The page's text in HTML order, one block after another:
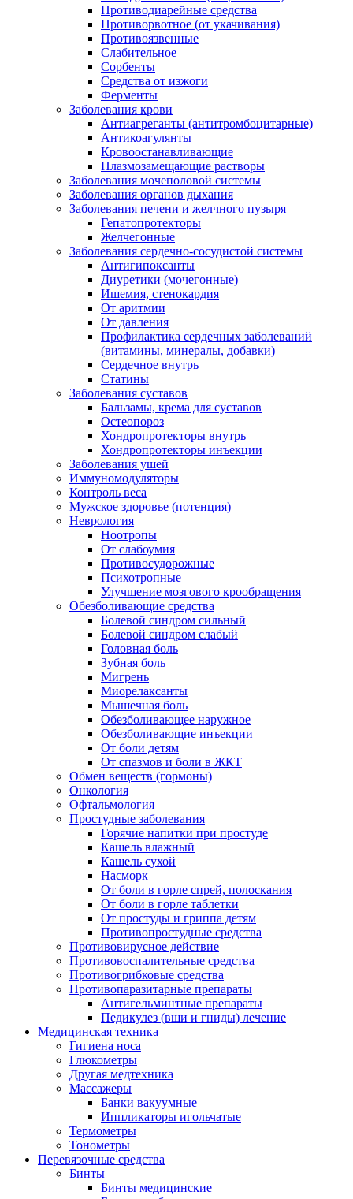
Противодиарейные средства
Противорвотное (от укачивания)
Противоязвенные
Слабительное
Сорбенты
Средства от изжоги
Ферменты
Заболевания крови
Антиагреганты (антитромбоцитарные)
Антикоагулянты
Кровоостанавливающие
Плазмозамещающие растворы
Заболевания мочеполовой системы
Заболевания органов дыхания
Заболевания печени и желчного пузыря
Гепатопротекторы
Желчегонные
Заболевания сердечно-сосудистой системы
Антигипоксанты
Диуретики (мочегонные)
Ишемия, стенокардия
От аритмии
От давления
Профилактика сердечных заболеваний
(витамины, минералы, добавки)
Сердечное внутрь
Статины
Заболевания суставов
Бальзамы, крема для суставов
Остеопороз
Хондропротекторы внутрь
Хондропротекторы инъекции
Заболевания ушей
Иммуномодуляторы
Контроль веса
Мужское здоровье (потенция)
Неврология
Ноотропы
От слабоумия
Противосудорожные
Психотропные
Улучшение мозгового крообращения
Обезболивающие средства
Болевой синдром сильный
Болевой синдром слабый
Головная боль
Зубная боль
Мигрень
Миорелаксанты
Мышечная боль
Обезболивающее наружное
Обезболивающие инъекции
От боли детям
От спазмов и боли в ЖКТ
Обмен веществ (гормоны)
Онкология
Офтальмология
Простудные заболевания
Горячие напитки при простуде
Кашель влажный
Кашель сухой
Насморк
От боли в горле спрей, полоскания
От боли в горле таблетки
От простуды и гриппа детям
Противопростудные средства
Противовирусное действие
Противовоспалительные средства
Противогрибковые средства
Противопаразитарные препараты
Антигельминтные препараты
Педикулез (вши и гниды) лечение
Медицинская техника
Гигиена носа
Глюкометры
Другая медтехника
Массажеры
Банки вакуумные
Иппликаторы игольчатые
Термометры
Тонометры
Перевязочные средства
Бинты
Бинты медицинские